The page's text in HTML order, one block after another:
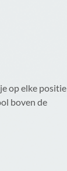
op elke positie
boven de